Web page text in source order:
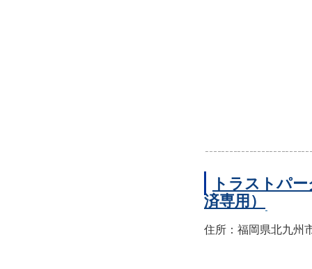
トラストパ
済専用）
住所：福岡県北九州